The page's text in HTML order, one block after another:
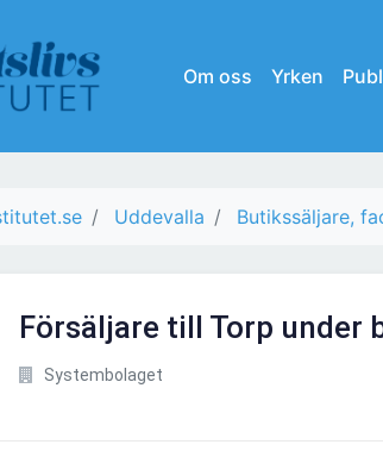
Om oss Yrken
Uddevalla Butikssäljare,
Försäljare till Torp under
Systembolaget